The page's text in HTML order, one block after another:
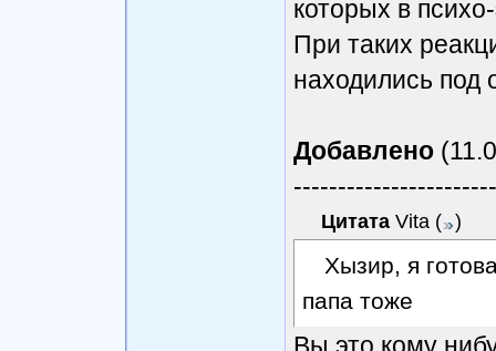
которых в
При таких
находились под
Добавлено
Цитата Vita ( )
Хызир, я
папа тоже